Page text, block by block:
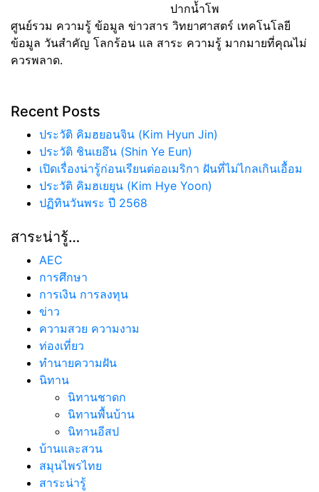
ปากน้ำโพ
ศูนย์รวม ความรู้ ข้อมูล ข่าวสาร วิทยาศาสตร์ เทคโนโลยี
ข้อมูล วันสำคัญ โลกร้อน แล สาระ ความรู้ มากมายที่คุณไม่
ควรพลาด.
Recent Posts
ประวัติ คิมฮยอนจิน (Kim Hyun Jin)
ประวัติ ชินเยอึน (Shin Ye Eun)
เปิดเรื่องน่ารู้ก่อนเรียนต่ออเมริกา ฝันที่ไม่ไกลเกินเอื้อม
ประวัติ คิมฮเยยุน (Kim Hye Yoon)
ปฏิทินวันพระ ปี 2568
สาระน่ารู้…
AEC
การศึกษา
การเงิน การลงทุน
ข่าว
ความสวย ความงาม
ท่องเที่ยว
ทํานายความฝัน
นิทาน
นิทานชาดก
นิทานพื้นบ้าน
นิทานอีสป
บ้านและสวน
สมุนไพรไทย
สาระน่ารู้